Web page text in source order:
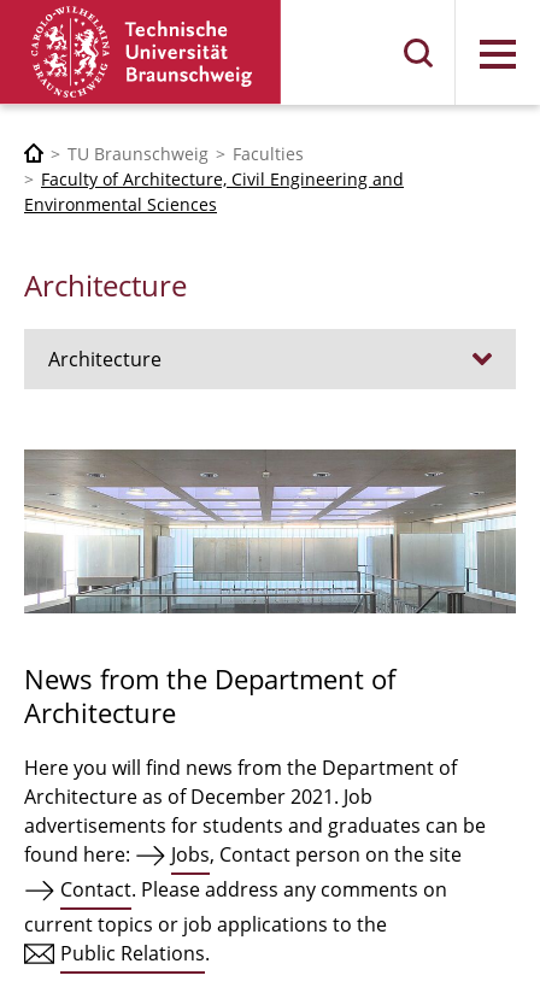
Menu
TU Braunschweig
Faculties
Faculty of Architecture, Civil Engineering and
Environmental Sciences
Architecture
Architecture
Admission procedure 2024
Bachelor Architecture
Bachelor Architecture+
Qualification profile
Semester Programme
Internationales
Facilities
News from the Department of
Architecture
Here you will find news from the Department of
Architecture as of December 2021. Job
advertisements for students and graduates can be
found here:
Jobs, Contact person on the site
Contact. Please address any comments on
current topics or job applications to the
Public Relations.